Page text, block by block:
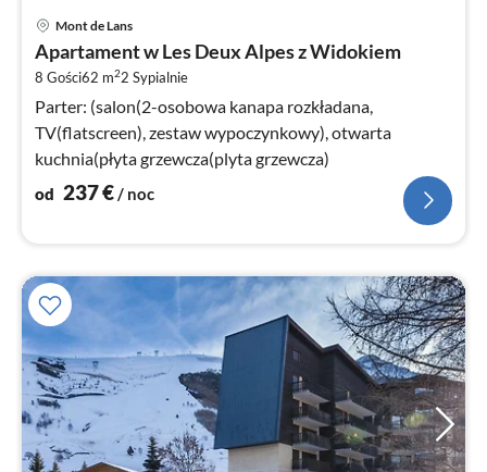
Mont de Lans
Apartament w Les Deux Alpes z Widokiem
8 Gości62 m22 Sypialnie
Parter: (salon(2-osobowa kanapa rozkładana,
TV(flatscreen), zestaw wypoczynkowy), otwarta
kuchnia(płyta grzewcza(plyta grzewcza)
od 237€ / noc